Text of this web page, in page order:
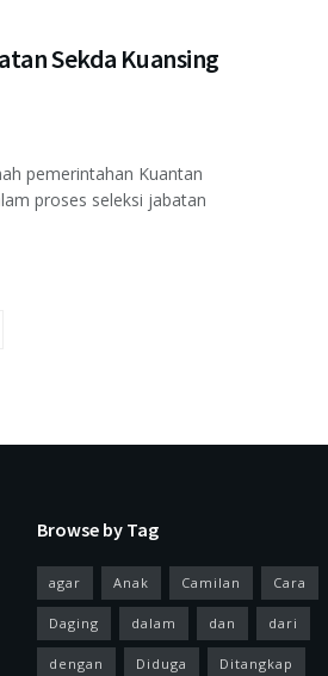
Sekda Kuansing
pemerintahan Kuantan
proses seleksi jabatan
Browse by Tag
agar Anak Camilan Cara
Daging dalam dan dari
dengan Diduga Ditangkap